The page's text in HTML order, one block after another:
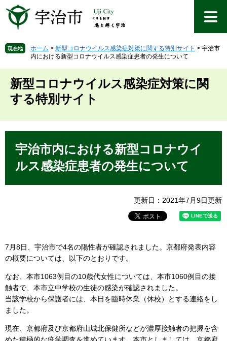
先
で
を
ば
へ
現在地 ホーム > 新型コロナウイルス感染症対策に関する特別サイト > 宇治市
内における新型コロナウイルス感染症患者の発生について
新型コロナウイルス感染症対策に関
する特別サイト
宇治市内における新型コロナウイ
ルス感染症患者の発生について
更新日：2021年7月9日更新
7月8日、宇治市で4名の陽性者が確認されました。京都府発表内容
の概要については、以下のとおりです。
なお、本市1063例目の10歳代女性については、本市1060例目の接
触者で、本市立中学校の生徒の感染が確認されました。
当該学校から保護者には、本日を臨時休業（休校）とする連絡をし
ました。
現在、京都府及び京都府山城北保健所などが濃厚接触者の把握を含